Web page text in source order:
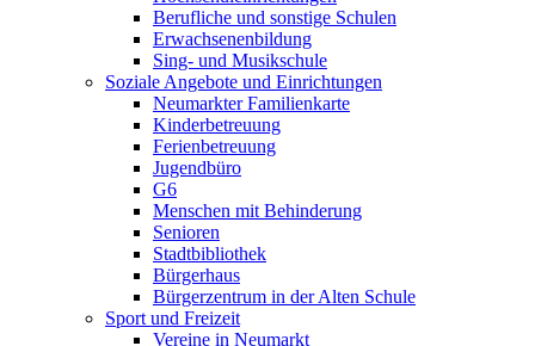
Berufliche und sonstige Schulen
Erwachsenenbildung
Sing- und Musikschule
Soziale Angebote und Einrichtungen
Neumarkter Familienkarte
Kinderbetreuung
Ferienbetreuung
Jugendbüro
G6
Menschen mit Behinderung
Senioren
Stadtbibliothek
Bürgerhaus
Bürgerzentrum in der Alten Schule
Sport und Freizeit
Vereine in Neumarkt